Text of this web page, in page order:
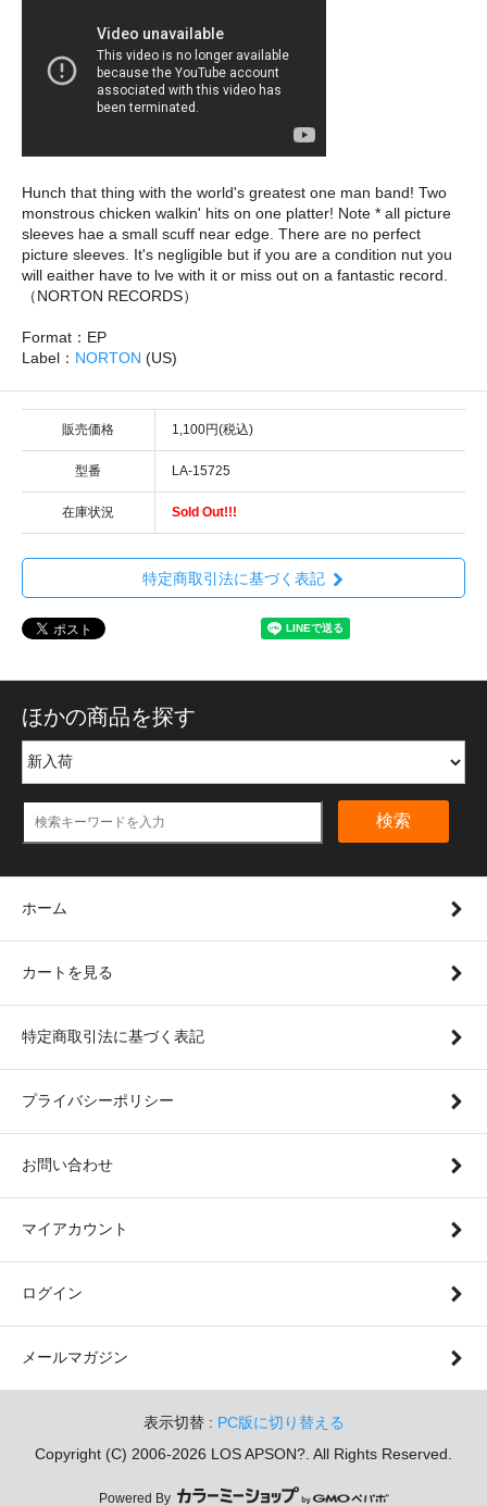
Hunch that thing with the world's greatest one man band! Two
monstrous chicken walkin' hits on one platter! Note * all picture
sleeves hae a small scuff near edge. There are no perfect
picture sleeves. It's negligible but if you are a condition nut you
will eaither have to lve with it or miss out on a fantastic record.
（NORTON RECORDS）
Format：EP
Label： NORTON (US)
販売価格 1,100円(税込)
型番 LA-15725
在庫状況 Sold Out!!!
特定商取引法に基づく表記
ほかの商品を探す
検索
ホーム
カートを見る
特定商取引法に基づく表記
プライバシーポリシー
お問い合わせ
マイアカウント
ログイン
メールマガジン
表示切替 : PC版に切り替える
Copyright (C) 2006-2026 LOS APSON?. All Rights Reserved.
Powered By